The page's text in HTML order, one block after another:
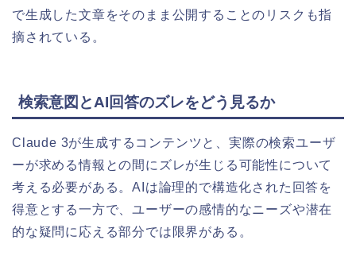
で生成した文章をそのまま公開することのリスクも指
摘されている。
検索意図とAI回答のズレをどう見るか
Claude 3が生成するコンテンツと、実際の検索ユーザ
ーが求める情報との間にズレが生じる可能性について
考える必要がある。AIは論理的で構造化された回答を
得意とする一方で、ユーザーの感情的なニーズや潜在
的な疑問に応える部分では限界がある。